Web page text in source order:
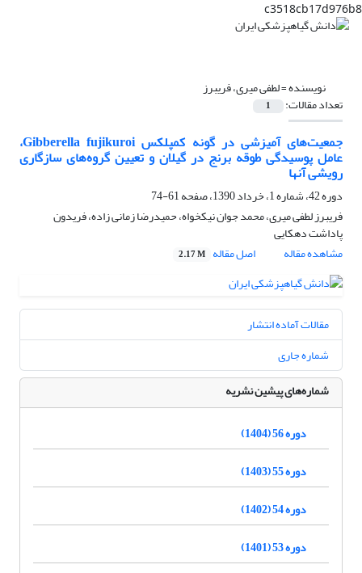
c3518cb17d976b8
نویسنده =لطفی میری، فریبرز
تعداد مقالات: 1
جمعیت‌های آمیزشی در ‌گونه کمپلکس Gibberella fujikuroi،
عامل پوسیدگی طوقه برنج در گیلان و تعیین گروه‌های سازگاری
رویشی آنها
دوره 42، شماره 1، خرداد 1390، صفحه
61-74
فریبرز لطفی میری، محمد جوان نیکخواه، حمیدرضا زمانی زاده، فریدون
پاداشت دهکایی
مشاهده مقاله
اصل مقاله 2.17 M
مقالات آماده انتشار
شماره جاری
شماره‌های پیشین نشریه
دوره 56 (1404)
دوره 55 (1403)
دوره 54 (1402)
دوره 53 (1401)